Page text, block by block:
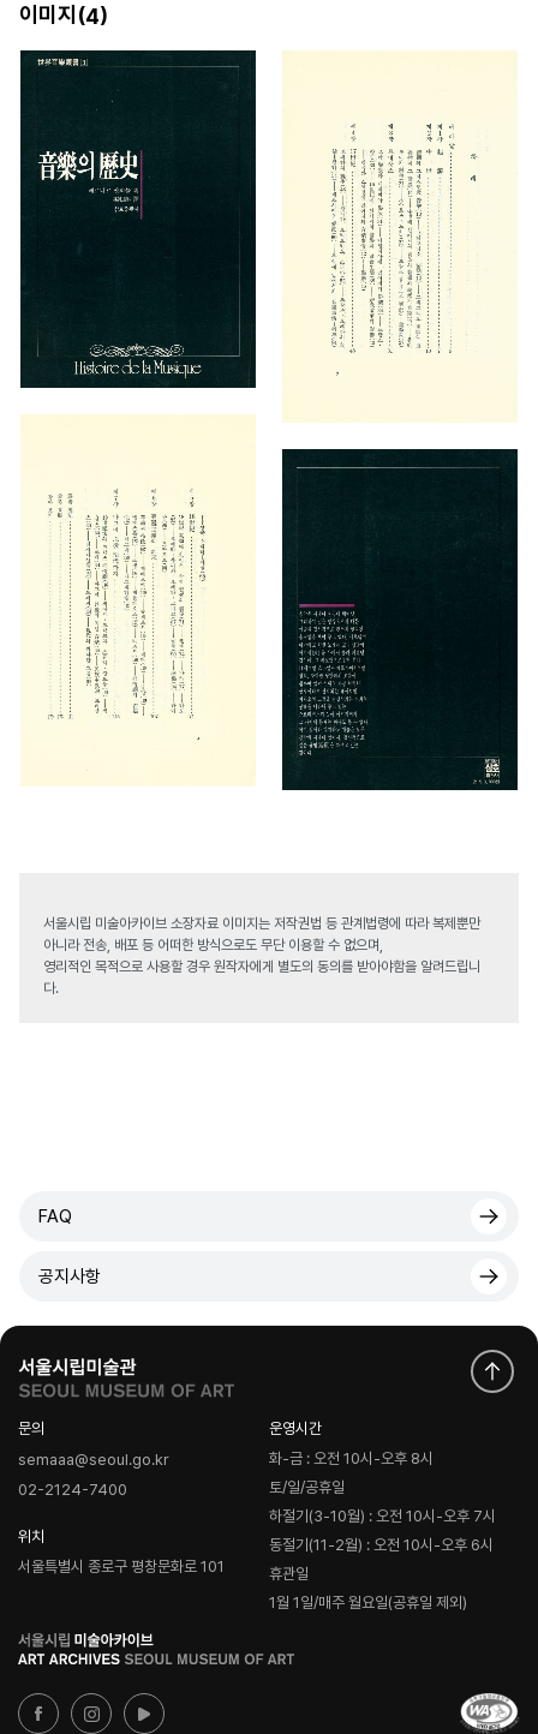
이미지(4)
서울시립 미술아카이브 소장자료 이미지는 저작권법 등 관계법령에 따라 복제뿐만
아니라 전송, 배포 등 어떠한 방식으로도 무단 이용할 수 없으며,
영리적인 목적으로 사용할 경우 원작자에게 별도의 동의를 받아야함을 알려드립니
다.
FAQ
공지사항
문의
semaaa@seoul.go.kr
02-2124-7400
위치
서울특별시 종로구 평창문화로 101
운영시간
화-금 : 오전 10시-오후 8시
토/일/공휴일
하절기(3-10월) : 오전 10시-오후 7시
동절기(11-2월) : 오전 10시-오후 6시
휴관일
1월 1일/매주 월요일(공휴일 제외)
로
고